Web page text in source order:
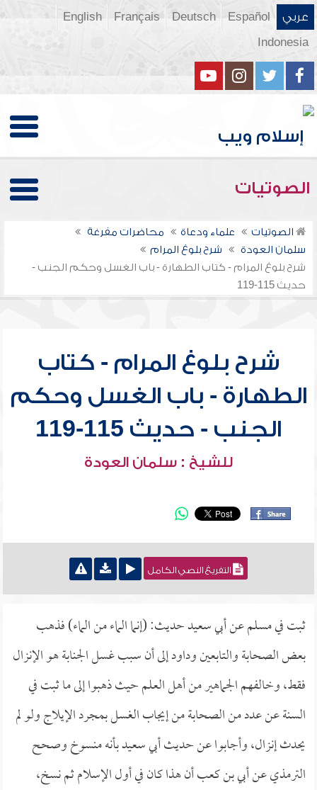
عربي Español
Deutsch
Français
English
Indonesia
الصوتيات
الصوتيات علماء ودعاة
محاضرات مفرغة
سلمان العودة
شرح بلوغ المرام
شرح بلوغ المرام - كتاب الطهارة - باب الغسل وحكم الجنب -
حديث 115-119
شرح بلوغ المرام - كتاب
الطهارة - باب الغسل وحكم
الجنب - حديث 115-119
للشيخ : سلمان العودة
التفريغ النصي الكامل
ثبت في مسلم عن أبي سعيد حديث: (إنما الماء من الماء) فذهب
بعض الصحابة والتابعين وداود إلى أن سبب غسل الجنابة هو الإنزال
فقط، وخالفهم الجماهير من أهل العلم حيث ذهبوا إلى ما ثبت في
السنة عن عدد من الصحابة من إيجاب الغسل بمجرد الإيلاج ولو لم
يحدث إنزال، وأجابوا عن حديث أبي سعيد بأنه منسوخ وصحح
الترمذي عن أبي بن كعب أن هذا كان في أول الإسلام ثم نسخ،